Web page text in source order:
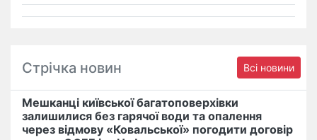
Стрічка новин Всі новини
Мешканці київської багатоповерхівки
залишилися без гарячої води та опалення
через відмову «Ковальської» погодити договір